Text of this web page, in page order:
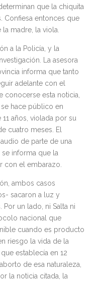
que la chiquita
Confiesa entonces que
la madre, la viola.
a la Policía, y la
La asesora
informa que tanto
adelante con el
conocerse esta noticia,
hace público en
años, violada por su
cuatro meses. El
de parte de una
se informa que la
con el embarazo.
ambos casos
sacaron a luz y
Por un lado, ni Salta ni
nacional que
cuando es producto
riesgo la vida de la
establecía en 12
de esa naturaleza,
la noticia citada, la